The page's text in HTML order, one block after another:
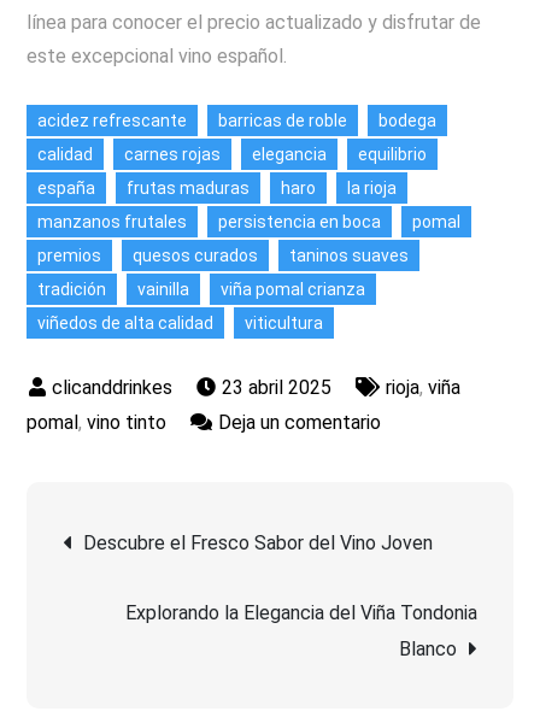
línea para conocer el precio actualizado y disfrutar de
este excepcional vino español.
acidez refrescante barricas de roble
bodega
calidad
carnes rojas elegancia
equilibrio
españa
frutas maduras haro
la rioja
manzanos frutales
persistencia en boca
pomal
premios
quesos curados
taninos suaves
tradición
vainilla
viña pomal crianza
viñedos de alta calidad
viticultura
23 abril 2025 rioja,viña
pomal,vino tinto Deja un comentarioen
de
Pomal
Crianza:
Navegación
Descubre el Fresco Sabor del Vino Joven
Explorando la Elegancia del Viña Tondonia
Blanco